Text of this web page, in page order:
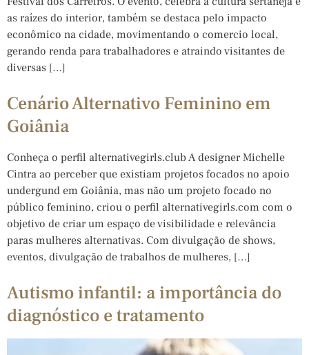
as raízes do interior, também se destaca pelo impacto
econômico na cidade, movimentando o comercio local,
gerando renda para trabalhadores e atraindo visitantes de
diversas […]
Cenário Alternativo Feminino em
Goiânia
Conheça o perfil alternativegirls.club A designer Michelle
Cintra ao perceber que existiam projetos focados no apoio
undergund em Goiânia, mas não um projeto focado no
público feminino, criou o perfil alternativegirls.com com o
objetivo de criar um espaço de visibilidade e relevância
paras mulheres alternativas. Com divulgação de shows,
eventos, divulgação de trabalhos de mulheres, […]
Autismo infantil: a importância do
diagnóstico e tratamento